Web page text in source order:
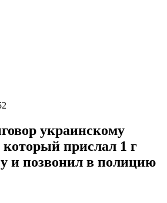
украинскому
прислал 1 г
и позвонил в полицию